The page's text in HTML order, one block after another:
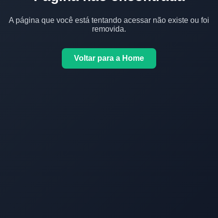
A página que você está tentando acessar não existe ou foi
removida.
Voltar para a Home